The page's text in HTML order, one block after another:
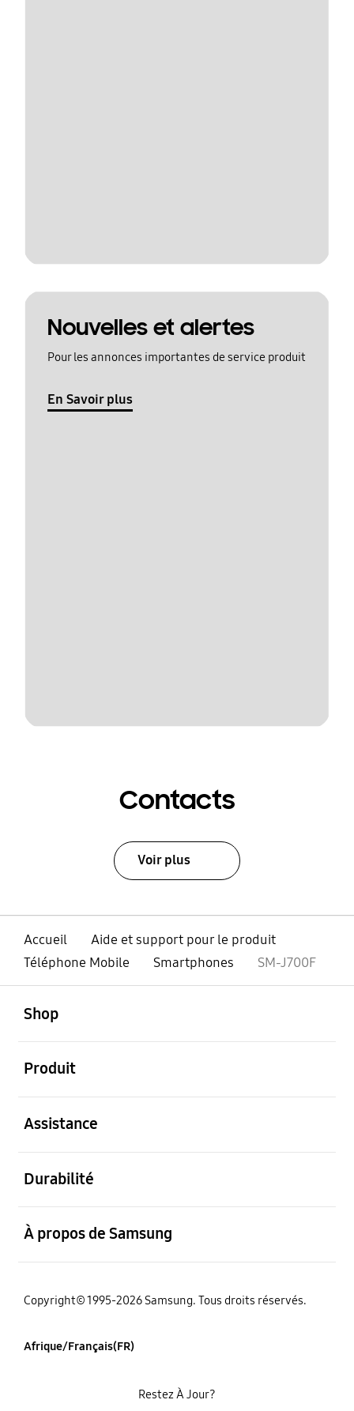
Nouvelles et alertes
Pour les annonces importantes de service produit
En Savoir plus
Contacts
Voir plus
Accueil
Aide et support pour le produit
Téléphone Mobile
Smartphones SM-J700F
Shop
Produit
Assistance
Durabilité
À propos de Samsung
Copyright© 1995-2026 Samsung. Tous droits réservés.
Afrique/Français(FR)
Restez À Jour?